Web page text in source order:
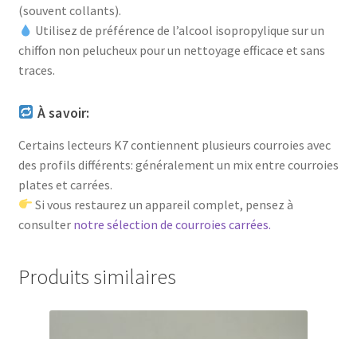
(souvent collants).
Utilisez de préférence de l’alcool isopropylique sur un
chiffon non pelucheux pour un nettoyage efficace et sans
traces.
À savoir:
Certains lecteurs K7 contiennent plusieurs courroies avec
des profils différents: généralement un mix entre courroies
plates et carrées.
Si vous restaurez un appareil complet, pensez à
consulter notre sélection de courroies carrées.
Produits similaires